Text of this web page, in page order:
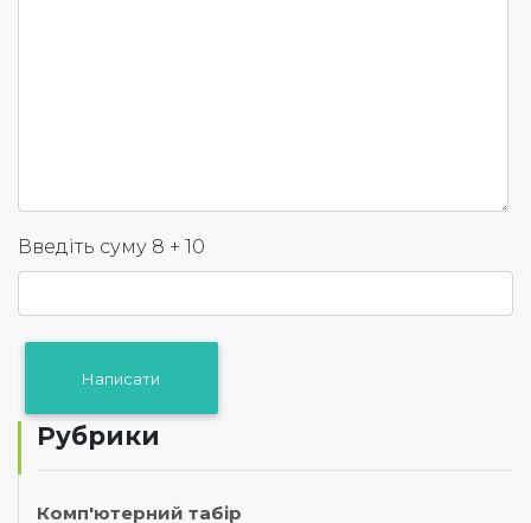
Введіть суму 8 + 10
Рубрики
Комп'ютерний табір